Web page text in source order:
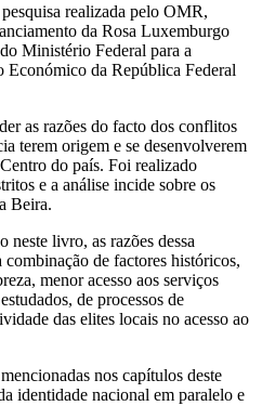
realizada pelo OMR,
da Rosa Luxemburgo
Ministério Federal para a
Económico da República Federal
as razões do facto dos conflitos
terem origem e se desenvolverem
do país. Foi realizado
e a análise incide sobre os
Beira.
neste livro, as razões dessa
de factores históricos,
menor acesso aos serviços
de processos de
das elites locais no acesso ao
nos capítulos deste
identidade nacional em paralelo e